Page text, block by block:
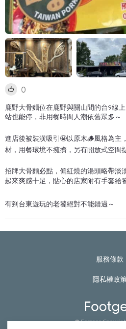
0
鹿野大骨麵位在鹿野與關山間的台9線
站也能停，非用餐時間人潮依舊眾多～
進店後被裝潢吸引🤩以原木🪵風格為主
材，用餐環境不擁擠，另有開放式空間
招牌大骨麵必點，偏紅燒的湯頭略帶淡
起來爽感十足，貼心的店家附有手套給
有到台東遊玩的老饕絕對不能錯過～
服務條款
隱私權政
© Footgeo